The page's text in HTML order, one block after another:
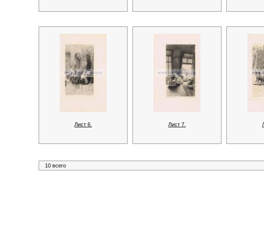
Лист 6. Лист 7.
10 всего